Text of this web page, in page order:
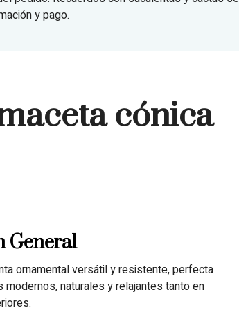
y pago.
cónica
General
ornamental versátil y resistente, perfecta
modernos, naturales y relajantes tanto en